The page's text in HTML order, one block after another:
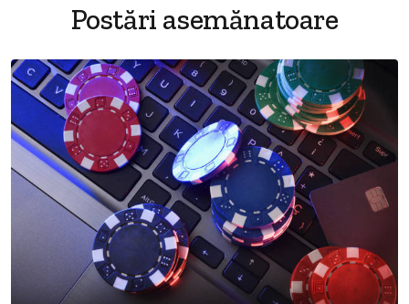
Postări asemănatoare